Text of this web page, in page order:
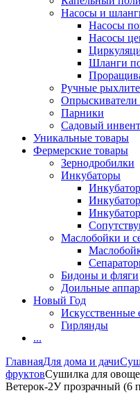
Насосы и
Насосы
Насосы
Шланги
Ручные
Опрыскиватели
Парники
Садовый
Уникальные товары
Фермерские товары
Зернодробилки
Инкубаторы
Маслобойки и
Бидоны и фляги
Доильные
Новый Год
Искусственные
Гирлянды
...
ГлавнаяДля дома и дачи
фруктовСушилка для
Ветерок-2У прозрачный (6